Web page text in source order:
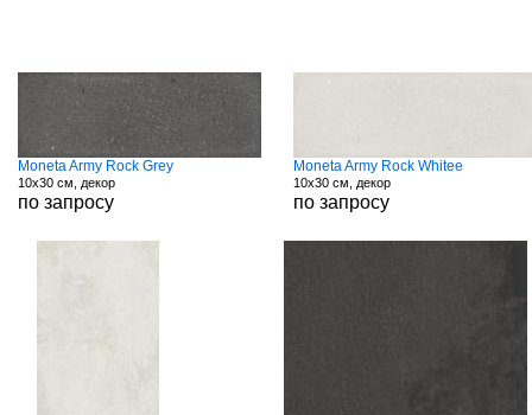
Moneta Army Rock Grey
10x30 см, декор
по запросу
Moneta Army Rock Whitee
10x30 см, декор
по запросу